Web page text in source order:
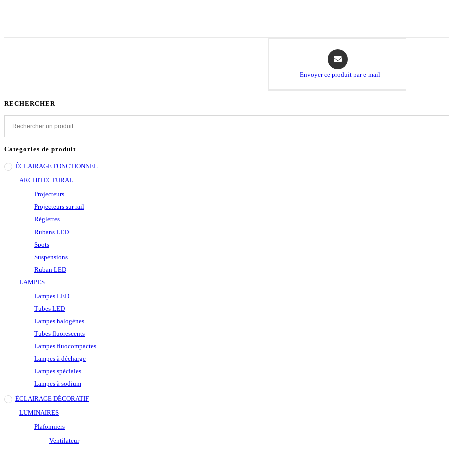
Opens
in
a
Envoyer ce produit par e-mail
RECHERCHER
Categories de produit
ÉCLAIRAGE FONCTIONNEL
ARCHITECTURAL
Projecteurs
Projecteurs sur rail
Réglettes
Rubans LED
Spots
Suspensions
Ruban LED
LAMPES
Lampes LED
Tubes LED
Lampes halogènes
Tubes fluorescents
Lampes fluocompactes
Lampes à décharge
Lampes spéciales
Lampes à sodium
ÉCLAIRAGE DÉCORATIF
LUMINAIRES
Plafonniers
Ventilateur